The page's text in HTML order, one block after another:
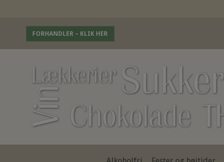
FORHANDLER – KLIK HER